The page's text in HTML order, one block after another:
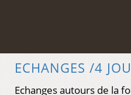
ECHANGES /4
Echanges autours de la